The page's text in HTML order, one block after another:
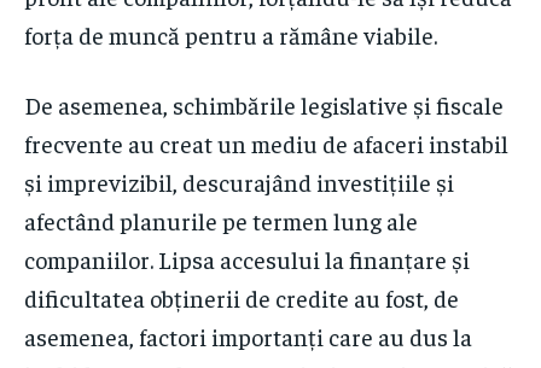
forța de muncă pentru a rămâne viabile.
De asemenea, schimbările legislative și fiscale
frecvente au creat un mediu de afaceri instabil
și imprevizibil, descurajând investițiile și
afectând planurile pe termen lung ale
companiilor. Lipsa accesului la finanțare și
dificultatea obținerii de credite au fost, de
asemenea, factori importanți care au dus la